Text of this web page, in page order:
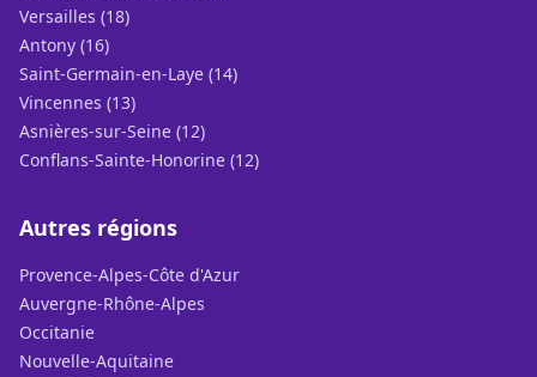
Versailles (18)
Antony (16)
Saint-Germain-en-Laye (14)
Vincennes (13)
Asnières-sur-Seine (12)
Conflans-Sainte-Honorine (12)
Autres régions
Provence-Alpes-Côte d'Azur
Auvergne-Rhône-Alpes
Occitanie
Nouvelle-Aquitaine